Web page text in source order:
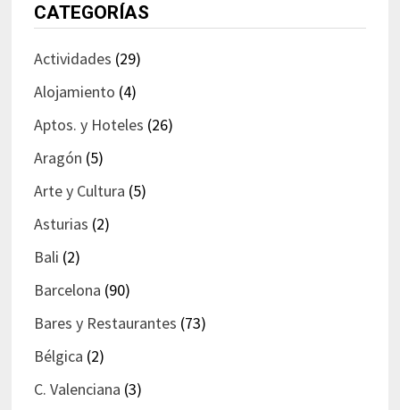
CATEGORÍAS
Actividades (29)
Alojamiento (4)
Aptos. y Hoteles (26)
Aragón (5)
Arte y Cultura (5)
Asturias (2)
Bali (2)
Barcelona (90)
Bares y Restaurantes (73)
Bélgica (2)
C. Valenciana (3)